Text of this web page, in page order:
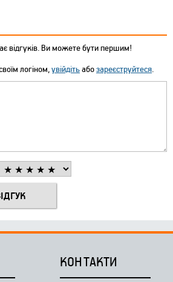
відгуків. Ви можете бути першим!
логіном,увійдітьабозареєструйтеся.
КОНТАКТИ